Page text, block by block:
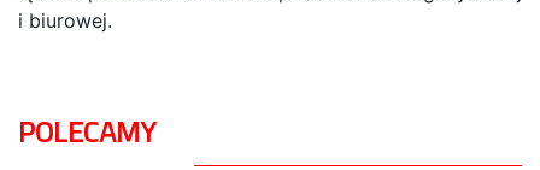
i biurowej.
POLECAMY